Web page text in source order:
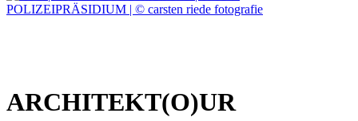
ARCHITEKT(O)UR